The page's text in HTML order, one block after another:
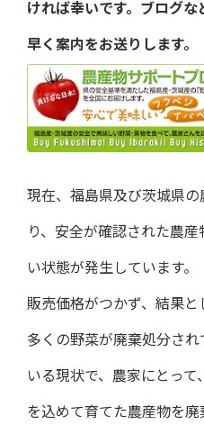
ければ幸いです。ブログ
早く案内をお送りします。
現在、福島県及び茨城県
り、安全が確認された農
い状態が発生しています。
販売価格がつかず、結果
多くの野菜が廃棄処分され
いる現状で、農家にとっ
を込めて育てた農産物を廃